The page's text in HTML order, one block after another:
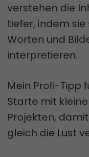
verstehen die
tiefer, indem
Worten und
interpretieren.
Mein Profi-Tipp
Starte mit
Projekten,
gleich die Lust